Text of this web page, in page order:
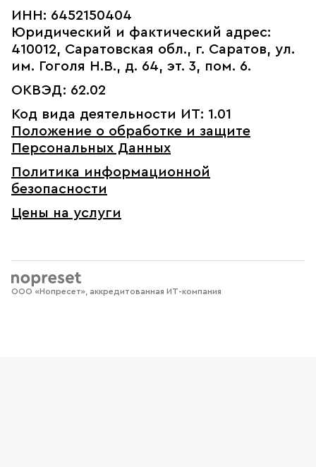
ИНН: 6452150404
Юридический и фактический адрес:
410012, Саратовская обл., г. Саратов, ул.
им. Гоголя Н.В., д. 64, эт. 3, пом. 6.
ОКВЭД: 62.02
Код вида деятельности ИТ: 1.01
Положение о обработке и защите
Персональных Данных
Политика информационной
безопасности
Цены на услуги
ООО «Нопресет», аккредитованная ИТ-компания